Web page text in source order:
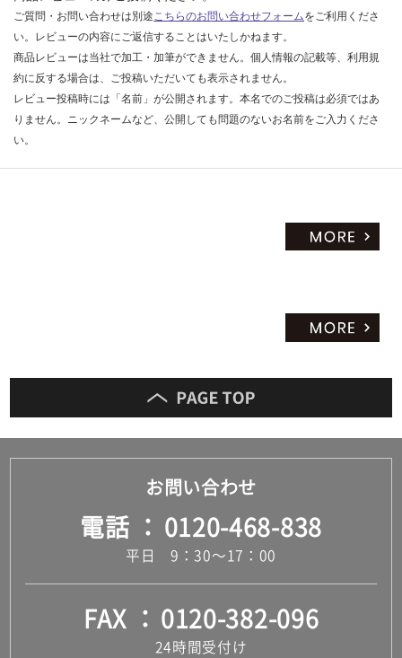
ご質問・お問い合わせは別途 こちらのお問い合わせフォームをご利用くださ
い。レビューの内容にご返信することはいたしかねます。
商品レビューは当社で加工・加筆ができません。個人情報の記載等、利用規
約に反する場合は、ご投稿いただいても表示されません。
レビュー投稿時には「名前」が公開されます。本名でのご投稿は必須ではあ
りません。ニックネームなど、公開しても問題のないお名前をご入力くださ
い。
お問い合わせ
電話 0120-468-838
平日 9：30～17：00
FAX 0120-382-096
24時間受付け